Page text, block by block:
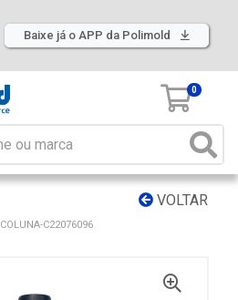
Baixe já o APP da Polimold
0
VOLTAR
COLUNA-C22076096